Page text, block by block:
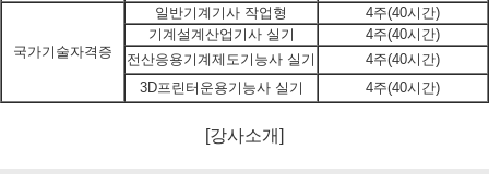
국가기술자격증
일반기계기사 작업형
4주(40시간)
기계설계산업기사 실기
4주(40시간)
전산응용기계제도기능사 실기
4주(40시간)
3D프린터운용기능사 실기
4주(40시간)
[강사소개]